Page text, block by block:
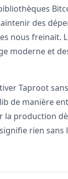
des
nous freinait.
moderne et
Taproot
de manière
production
rien